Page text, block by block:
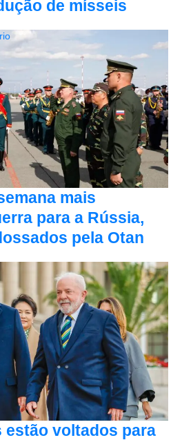
de mísseis
mais
para a Rússia,
pela Otan
estão voltados para